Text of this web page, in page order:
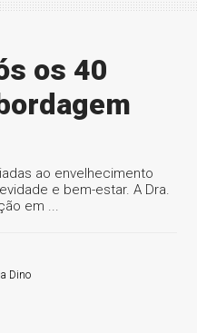
os 40
ao envelhecimento
e bem-estar. A Dra.
em ...
Dino